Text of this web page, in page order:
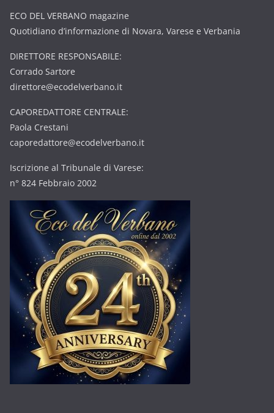
ECO DEL VERBANO magazine
Quotidiano d’informazione di Novara, Varese e Verbania
DIRETTORE RESPONSABILE:
Corrado Sartore
direttore@ecodelverbano.it
CAPOREDATTORE CENTRALE:
Paola Crestani
caporedattore@ecodelverbano.it
Iscrizione al Tribunale di Varese:
n° 824 Febbraio 2002